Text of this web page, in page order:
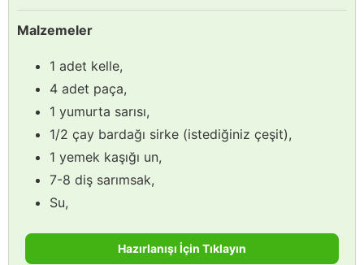
Malzemeler
1 adet kelle,
4 adet paça,
1 yumurta sarısı,
1/2 çay bardağı sirke (istediğiniz çeşit),
1 yemek kaşığı un,
7-8 diş sarımsak,
Su,
Hazırlanışı İçin Tıklayın